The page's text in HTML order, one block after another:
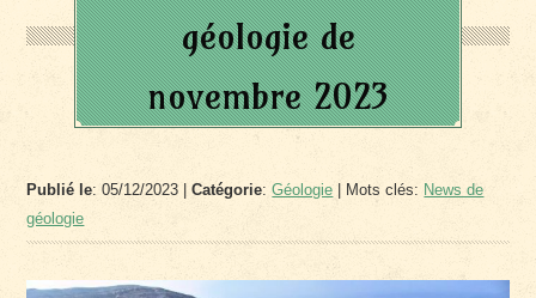
géologie de
novembre 2023
Publié le: 05/12/2023 |Catégorie:Géologie | Mots clés: News de
géologie